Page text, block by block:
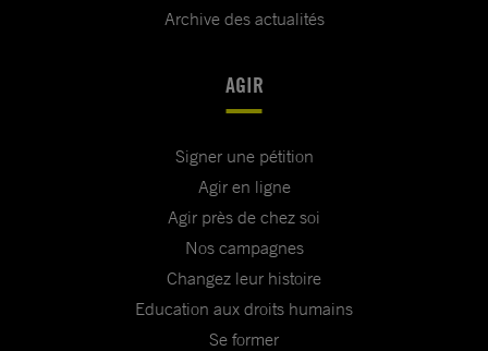
Archive des actualités
AGIR
Signer une pétition
Agir en ligne
Agir près de chez soi
Nos campagnes
Changez leur histoire
Education aux droits humains
Se former